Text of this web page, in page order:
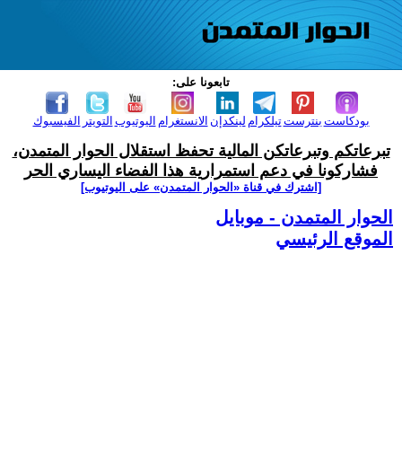
تابعونا على:
الفيسبوك التويتر اليوتيوب الانستغرام لينكدإن تيلكرامبنترست بودكاست
تبرعاتكم وتبرعاتكن المالية تحفظ استقلال الحوار المتمدن،
فشاركونا في دعم استمرارية هذا الفضاء اليساري الحر
[اشترك في قناة ‫«الحوار المتمدن» على اليوتيوب]
الحوار المتمدن - موبايل
الموقع الرئيسي